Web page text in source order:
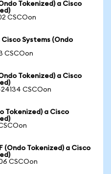
Tokenized) a Cisco
CSCOon
Cisco Systems (Ondo
CSCOon
Tokenized) a Cisco
CSCOon
Tokenized) a Cisco
(Ondo Tokenized) a Cisco
CSCOon